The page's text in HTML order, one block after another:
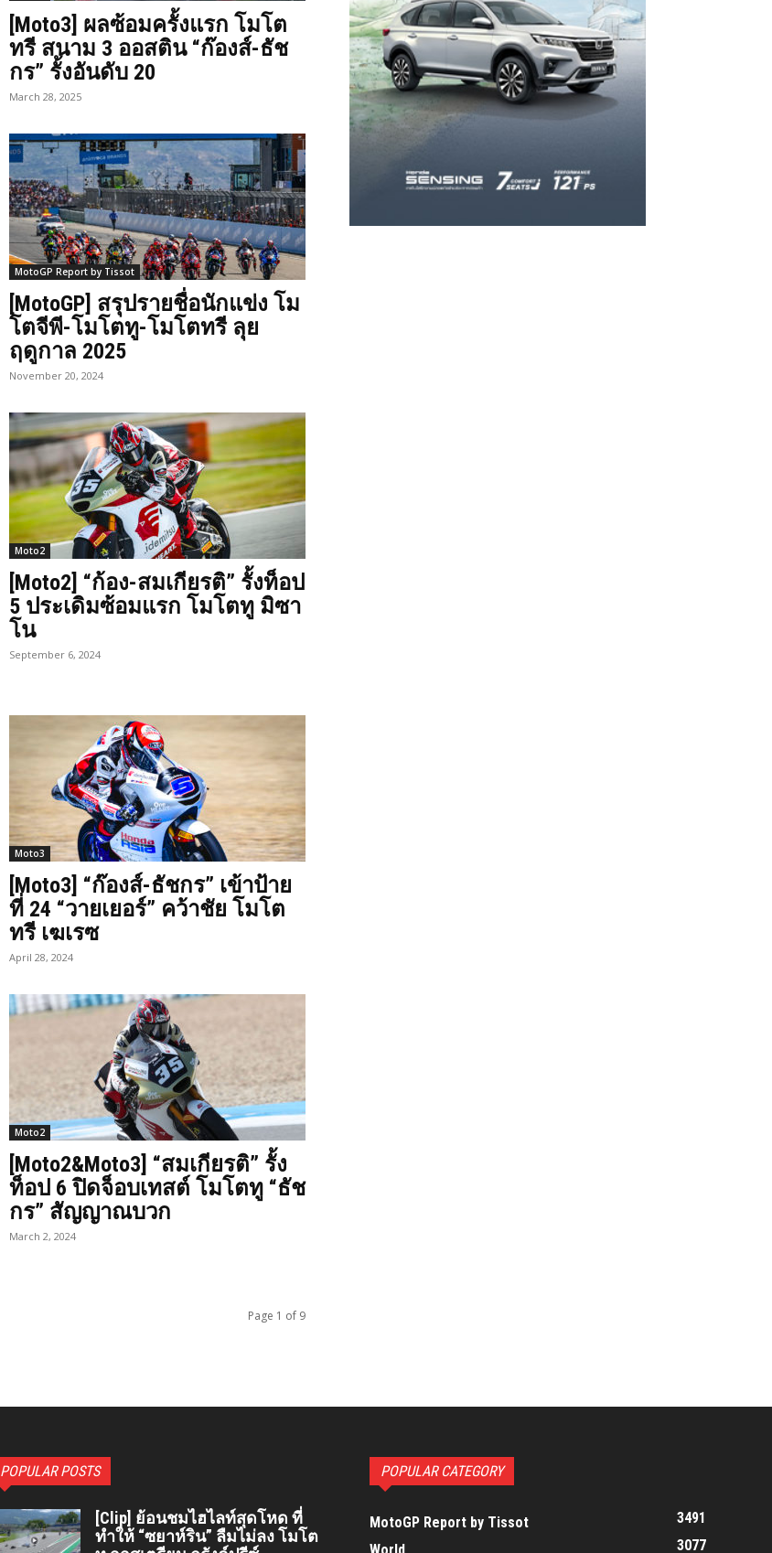
[Moto3] ผลซ้อมครั้งแรก โมโต
ทรี สนาม 3 ออสติน “ก๊องส์-ธัช
กร” รั้งอันดับ 20
March 28, 2025
MotoGP Report by Tissot
[MotoGP] สรุปรายชื่อนักแข่ง โม
โตจีพี-โมโตทู-โมโตทรี ลุย
ฤดูกาล 2025
November 20, 2024
Moto2
[Moto2] “ก้อง-สมเกียรติ” รั้งท็อป
5 ประเดิมซ้อมแรก โมโตทู มิซา
โน
September 6, 2024
Moto3
[Moto3] “ก๊องส์-ธัชกร” เข้าป้าย
ที่ 24 “วายเยอร์” คว้าชัย โมโต
ทรี เฆเรซ
April 28, 2024
Moto2
[Moto2&Moto3] “สมเกียรติ” รั้ง
ท็อป 6 ปิดจ็อบเทสต์ โมโตทู “ธัช
กร” สัญญาณบวก
March 2, 2024
Page 1 of 9
POPULAR POSTS
[Clip] ย้อนชมไฮไลท์สุดโหด ที่
ทำให้ “ซยาห์ริน” ลืมไม่ลง โมโต
POPULAR CATEGORY
MotoGP Report by Tissot
3491
3077